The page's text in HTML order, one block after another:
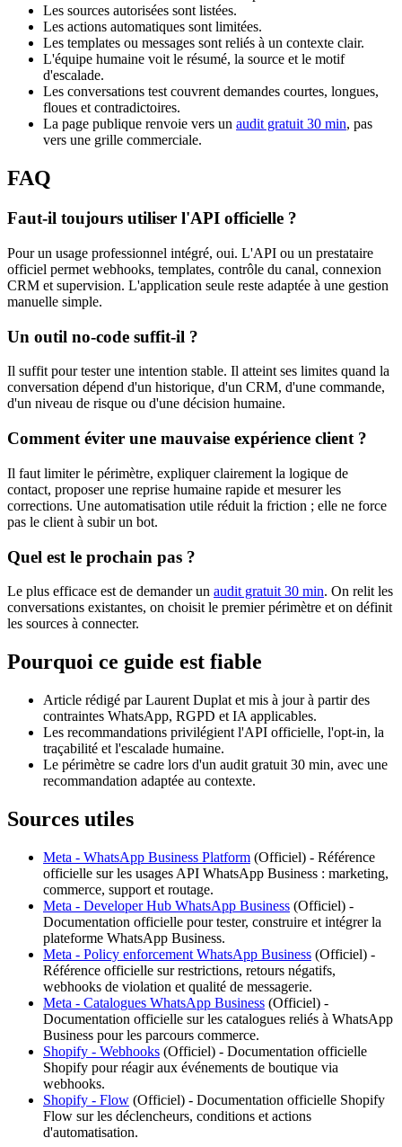
Les sources autorisées sont listées.
Les actions automatiques sont limitées.
Les templates ou messages sont reliés à un contexte clair.
L'équipe humaine voit le résumé, la source et le motif
d'escalade.
Les conversations test couvrent demandes courtes, longues,
floues et contradictoires.
La page publique renvoie vers un audit gratuit 30 min, pas
vers une grille commerciale.
FAQ
Faut-il toujours utiliser l'API officielle ?
Pour un usage professionnel intégré, oui. L'API ou un prestataire
officiel permet webhooks, templates, contrôle du canal, connexion
CRM et supervision. L'application seule reste adaptée à une gestion
manuelle simple.
Un outil no-code suffit-il ?
Il suffit pour tester une intention stable. Il atteint ses limites quand la
conversation dépend d'un historique, d'un CRM, d'une commande,
d'un niveau de risque ou d'une décision humaine.
Comment éviter une mauvaise expérience client ?
Il faut limiter le périmètre, expliquer clairement la logique de
contact, proposer une reprise humaine rapide et mesurer les
corrections. Une automatisation utile réduit la friction ; elle ne force
pas le client à subir un bot.
Quel est le prochain pas ?
Le plus efficace est de demander un audit gratuit 30 min. On relit les
conversations existantes, on choisit le premier périmètre et on définit
les sources à connecter.
Pourquoi ce guide est fiable
Article rédigé par Laurent Duplat et mis à jour à partir des
contraintes WhatsApp, RGPD et IA applicables.
Les recommandations privilégient l'API officielle, l'opt-in, la
traçabilité et l'escalade humaine.
Le périmètre se cadre lors d'un audit gratuit 30 min, avec une
recommandation adaptée au contexte.
Sources utiles
Meta - WhatsApp Business Platform (Officiel) - Référence
officielle sur les usages API WhatsApp Business : marketing,
commerce, support et routage.
Meta - Developer Hub WhatsApp Business (Officiel) -
Documentation officielle pour tester, construire et intégrer la
plateforme WhatsApp Business.
Meta - Policy enforcement WhatsApp Business (Officiel) -
Référence officielle sur restrictions, retours négatifs,
webhooks de violation et qualité de messagerie.
Meta - Catalogues WhatsApp Business (Officiel) -
Documentation officielle sur les catalogues reliés à WhatsApp
Business pour les parcours commerce.
Shopify - Webhooks (Officiel) - Documentation officielle
Shopify pour réagir aux événements de boutique via
webhooks.
Shopify - Flow (Officiel) - Documentation officielle Shopify
Flow sur les déclencheurs, conditions et actions
d'automatisation.